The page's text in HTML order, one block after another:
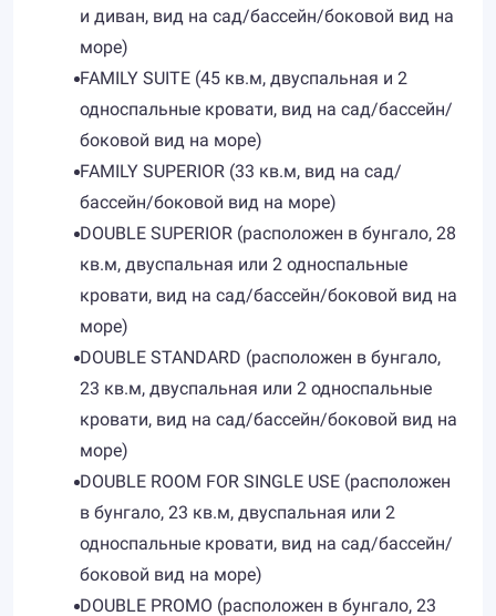
и диван, вид на сад/бассейн/боковой вид на
море)
FAMILY SUITE (45 кв.м, двуспальная и 2
односпальные кровати, вид на сад/бассейн/
боковой вид на море)
FAMILY SUPERIOR (33 кв.м, вид на сад/
бассейн/боковой вид на море)
DOUBLE SUPERIOR (расположен в бунгало, 28
кв.м, двуспальная или 2 односпальные
кровати, вид на сад/бассейн/боковой вид на
море)
DOUBLE STANDARD (расположен в бунгало,
23 кв.м, двуспальная или 2 односпальные
кровати, вид на сад/бассейн/боковой вид на
море)
DOUBLE ROOM FOR SINGLE USE (расположен
в бунгало, 23 кв.м, двуспальная или 2
односпальные кровати, вид на сад/бассейн/
боковой вид на море)
DOUBLE PROMO (расположен в бунгало, 23